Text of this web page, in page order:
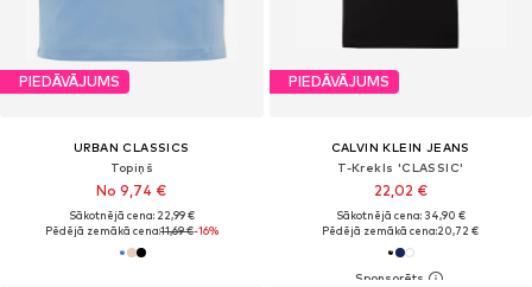
PIEDĀVĀJUMS
URBAN CLASSICS
Topiņš
No 9,74 €
Sākotnējā cena: 22,99 €
Pēdējā zemākā cena:11,69 €-16%
PIEDĀVĀJUMS
CALVIN KLEIN JEANS
T-Krekls 'CLASSIC'
22,02 €
Sākotnējā cena: 34,90 €
Pēdējā zemākā cena:20,72 €